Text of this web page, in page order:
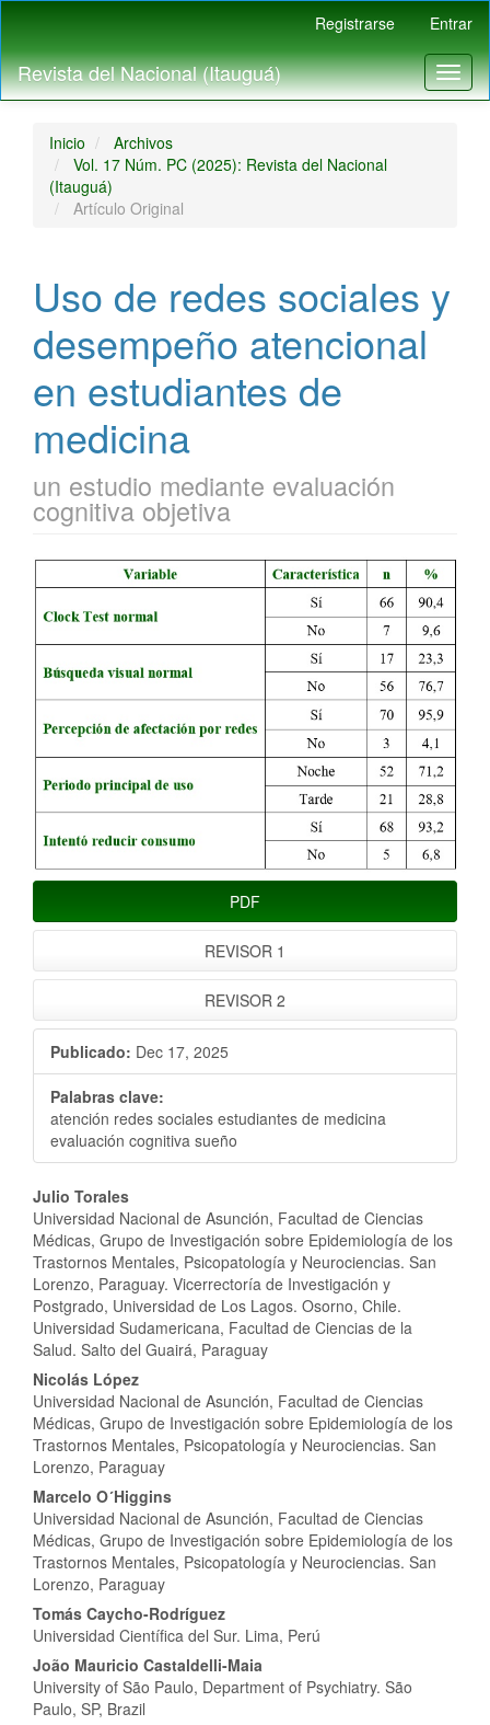
Contenido
principal
Barra
Registrarse Entrar
Revista del Nacional (Itauguá)
Inicio
Archivos
Vol. 17 Núm. PC (2025): Revista del Nacional
(Itauguá)
Artículo Original
Uso de redes sociales y
desempeño atencional
en estudiantes de
medicina
un estudio mediante evaluación
cognitiva objetiva
Barra
lateral
del
artículo
PDF
REVISOR 1
REVISOR 2
Publicado: Dec 17, 2025
Palabras clave:
atención redes sociales estudiantes de medicina
evaluación cognitiva sueño
Contenido
principal
del
artículo
Julio Torales
Universidad Nacional de Asunción, Facultad de Ciencias
Médicas, Grupo de Investigación sobre Epidemiología de los
Trastornos Mentales, Psicopatología y Neurociencias. San
Lorenzo, Paraguay. Vicerrectoría de Investigación y
Postgrado, Universidad de Los Lagos. Osorno, Chile.
Universidad Sudamericana, Facultad de Ciencias de la
Salud. Salto del Guairá, Paraguay
Nicolás López
Universidad Nacional de Asunción, Facultad de Ciencias
Médicas, Grupo de Investigación sobre Epidemiología de los
Trastornos Mentales, Psicopatología y Neurociencias. San
Lorenzo, Paraguay
Marcelo O´Higgins
Universidad Nacional de Asunción, Facultad de Ciencias
Médicas, Grupo de Investigación sobre Epidemiología de los
Trastornos Mentales, Psicopatología y Neurociencias. San
Lorenzo, Paraguay
Tomás Caycho-Rodríguez
Universidad Científica del Sur. Lima, Perú
João Mauricio Castaldelli-Maia
University of São Paulo, Department of Psychiatry. São
Paulo, SP, Brazil